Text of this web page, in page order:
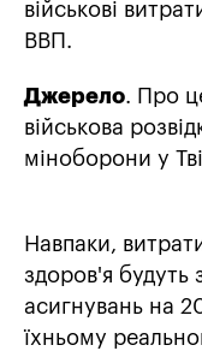
військові
ВВП.
Джерело. Про
військова
міноборони у
Навпаки,
здоров'я будуть
асигнувань на
їхньому